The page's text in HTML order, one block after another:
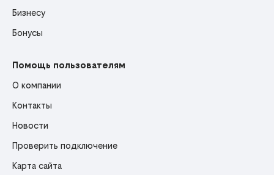
Бизнесу
Бонусы
Помощь пользователям
О компании
Контакты
Новости
Проверить подключение
Карта сайта